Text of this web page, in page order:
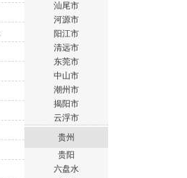
汕尾市
河源市
阳江市
清远市
东莞市
中山市
潮州市
揭阳市
云浮市
贵州
贵阳
六盘水